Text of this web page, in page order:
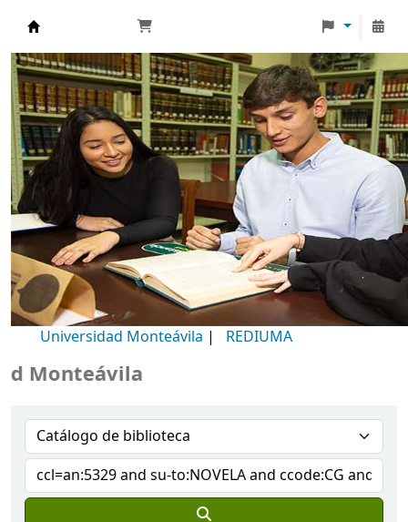
Biblioteca Universidad Monteávila
Universidad Monteávila | REDIUMA